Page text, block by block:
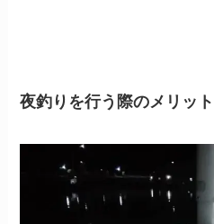
夜釣りを行う際のメリット